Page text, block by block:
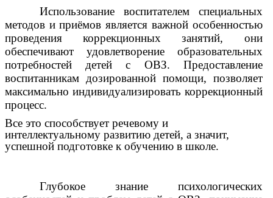
Использование воспитателем специальных
методов и приёмов является важной особенностью
проведения коррекционных занятий, они
обеспечивают удовлетворение образовательных
потребностей детей с ОВЗ. Предоставление
воспитанникам дозированной помощи, позволяет
максимально индивидуализировать коррекционный
процесс.
Все это способствует речевому и
интеллектуальному развитию детей, а значит,
успешной подготовке к обучению в школе.
Глубокое знание психологических